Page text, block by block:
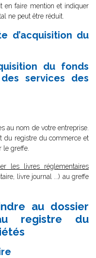
en faire mention et indiquer
ne peut être réduit.
d’acquisition du
du fonds
services des
au nom de votre entreprise.
du registre du commerce et
le greffe.
les livres réglementaires
livre journal ...) au greffe
au dossier
registre du